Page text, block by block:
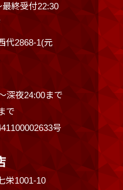
終受付22:30
代2868-1(元
深夜24:00まで
で
号
栄1001-10